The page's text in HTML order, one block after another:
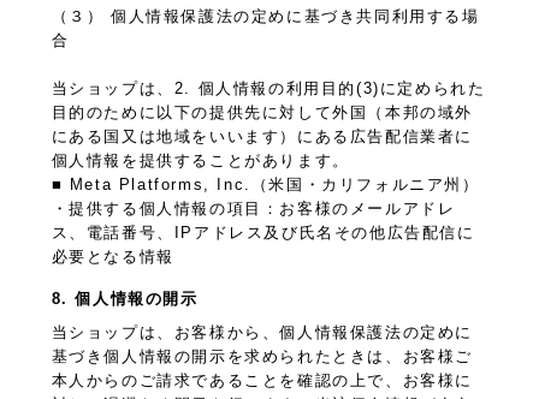
（３） 個人情報保護法の定めに基づき共同利用する場
合
当ショップは、2. 個人情報の利用目的(3)に定められた
目的のために以下の提供先に対して外国（本邦の域外
にある国又は地域をいいます）にある広告配信業者に
個人情報を提供することがあります。
■ Meta Platforms, Inc.（米国・カリフォルニア州）
・提供する個人情報の項目：お客様のメールアドレ
ス、電話番号、IPアドレス及び氏名その他広告配信に
必要となる情報
8. 個人情報の開示
当ショップは、お客様から、個人情報保護法の定めに
基づき個人情報の開示を求められたときは、お客様ご
本人からのご請求であることを確認の上で、お客様に